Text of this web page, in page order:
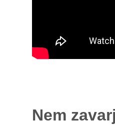
Nem